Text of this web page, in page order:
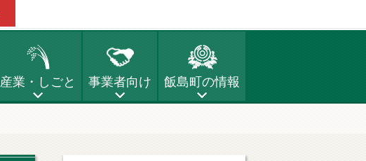
産業・しごと 事業者向け 飯島町の情報